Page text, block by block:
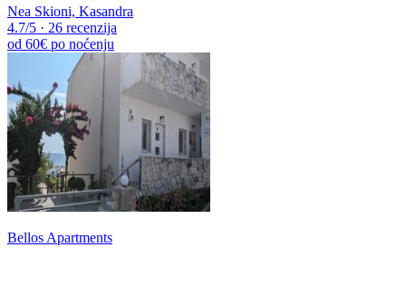
Nea Skioni, Kasandra
4.7/5 · 26 recenzija
od 60€ po noćenju
Bellos Apartments